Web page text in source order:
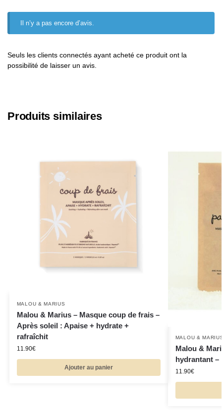
Il n’y a pas encore d’avis.
Seuls les clients connectés ayant acheté ce produit ont la
possibilité de laisser un avis.
Produits similaires
MALOU & MARIUS
Malou & Marius – Masque coup de frais –
Après soleil : Apaise + hydrate +
rafraîchit
11.90€
Ajouter au panier
MALOU &
Malou &
hydrantant –
11.90€